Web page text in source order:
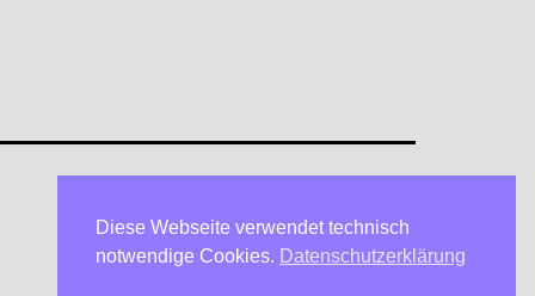
Datenschutzerklärung
Diese Webseite verwendet technisch
notwendige Cookies. Datenschutzerklärung